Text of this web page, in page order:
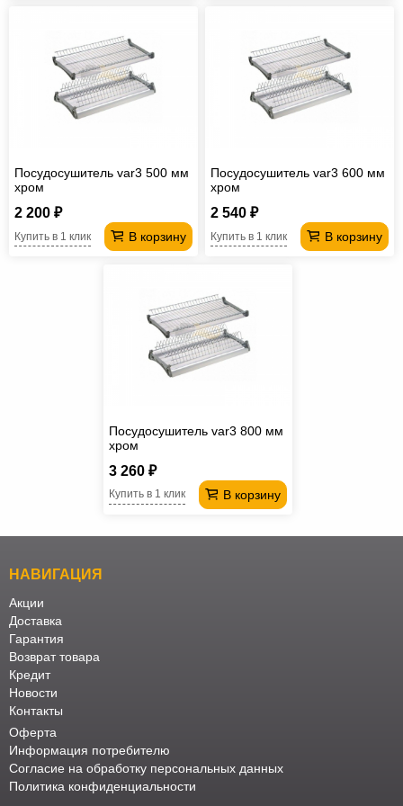
Посудосушитель var3 500 мм
хром
2 200 ₽
В корзину
Купить в 1 клик
Посудосушитель var3 600 мм
хром
2 540 ₽
В корзину
Купить в 1 клик
Посудосушитель var3 800 мм
хром
3 260 ₽
В корзину
Купить в 1 клик
НАВИГАЦИЯ
Акции
Доставка
Гарантия
Возврат товара
Кредит
Новости
Контакты
Оферта
Информация потребителю
Согласие на обработку персональных данных
Политика конфиденциальности